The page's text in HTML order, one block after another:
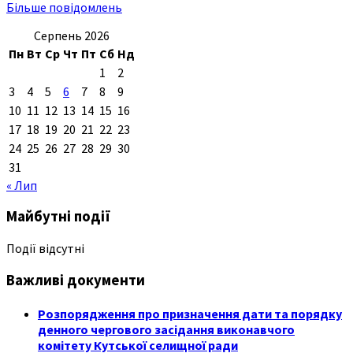
Більше повідомлень
Серпень 2026
Пн Вт Ср Чт Пт Сб Нд
1
2
3
4 5 6 7 8
9
10 11 12 13 14 15 16
17 18 19 20 21 22 23
24 25 26 27 28 29 30
31
« Лип
Майбутні події
Події відсутні
Важливі документи
Розпорядження про призначення дати та порядку
денного чергового засідання виконавчого
комітету Кутської селищної ради